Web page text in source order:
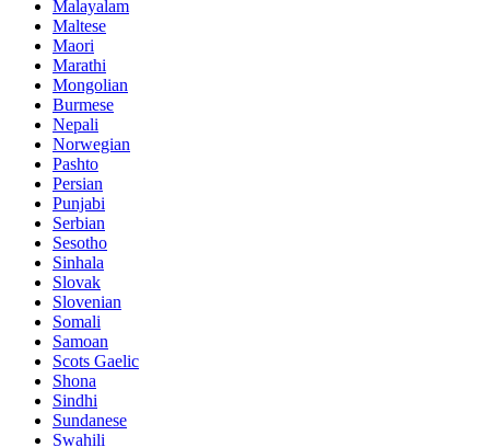
Malayalam
Maltese
Maori
Marathi
Mongolian
Burmese
Nepali
Norwegian
Pashto
Persian
Punjabi
Serbian
Sesotho
Sinhala
Slovak
Slovenian
Somali
Samoan
Scots Gaelic
Shona
Sindhi
Sundanese
Swahili